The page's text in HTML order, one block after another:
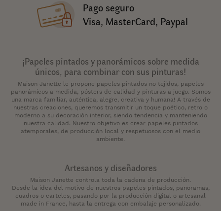
Pago seguro
Visa, MasterCard, Paypal
¡Papeles pintados y panorámicos sobre medida
únicos, para combinar con sus pinturas!
Maison Janette le propone papeles pintados no tejidos, papeles
panorámicos a medida, pósters de calidad y pinturas a juego. Somos
una marca familiar, auténtica, alegre, creativa y humana! A través de
nuestras creaciones, queremos transmitir un toque poético, retro o
moderno a su decoración interior, siendo tendencia y manteniendo
nuestra calidad. Nuestro objetivo es crear papeles pintados
atemporales, de producción local y respetuosos con el medio
ambiente.
Artesanos y diseñadores
Maison Janette controla toda la cadena de producción.
Desde la idea del motivo de nuestros papeles pintados, panoramas,
cuadros o carteles, pasando por la producción digital o artesanal
made in France, hasta la entrega con embalaje personalizado.